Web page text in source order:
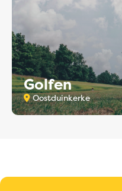
Golfen
Oostduinkerke